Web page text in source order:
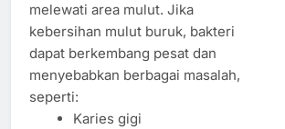
melewati area mulut. Jika
kebersihan mulut buruk, bakteri
dapat berkembang pesat dan
menyebabkan berbagai masalah,
seperti:
Karies gigi